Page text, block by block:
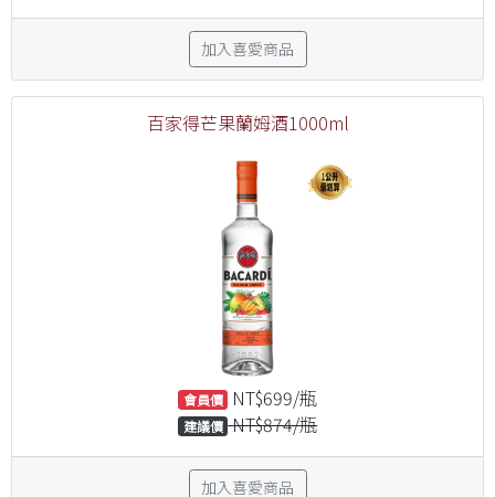
加入喜愛商品
百家得芒果蘭姆酒1000ml
會員價 NT$699/瓶
建議價 NT$874/瓶
加入喜愛商品